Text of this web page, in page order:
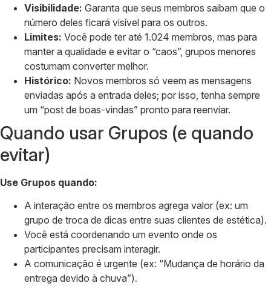
Visibilidade: Garanta que seus membros saibam que o
número deles ficará visível para os outros.
Limites: Você pode ter até 1.024 membros, mas para
manter a qualidade e evitar o “caos”, grupos menores
costumam converter melhor.
Histórico: Novos membros só veem as mensagens
enviadas após a entrada deles; por isso, tenha sempre
um “post de boas-vindas” pronto para reenviar.
Quando usar Grupos (e quando
evitar)
Use Grupos quando:
A interação entre os membros agrega valor (ex: um
grupo de troca de dicas entre suas clientes de estética).
Você está coordenando um evento onde os
participantes precisam interagir.
A comunicação é urgente (ex: “Mudança de horário da
entrega devido à chuva”).